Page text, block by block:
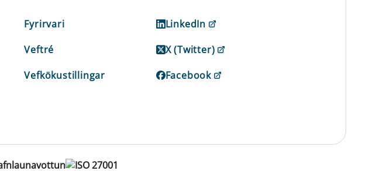
Fyrirvari
Veftré
Vefkökustillingar
LinkedIn
X (Twitter)
Facebook